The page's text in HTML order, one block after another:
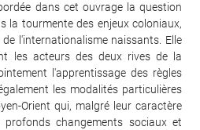
dans cet ouvrage la question
la tourmente des enjeux coloniaux,
l'internationalisme naissants. Elle
les acteurs des deux rives de la
l'apprentissage des règles
les modalités particulières
Orient qui, malgré leur caractère
changements sociaux et